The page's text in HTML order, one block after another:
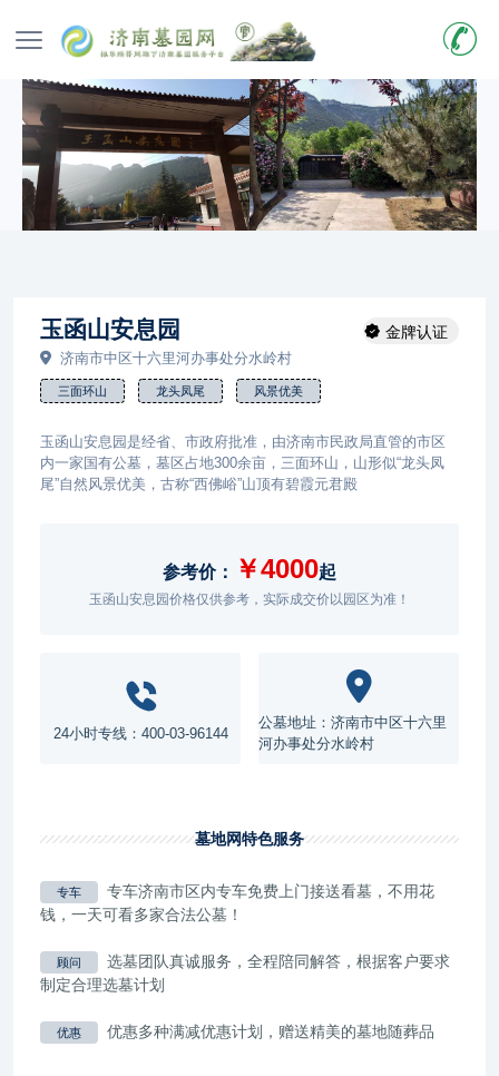
玉函山安息园 金牌认证
济南市中区十六里河办事处分水岭村
三面环山 龙头凤尾 风景优美
玉函山安息园是经省、市政府批准，由济南市民政局直管的市区
内一家国有公墓，墓区占地300余亩，三面环山，山形似“龙头凤
尾”自然风景优美，古称“西佛峪”山顶有碧霞元君殿
参考价： ￥4000起
玉函山安息园价格仅供参考，实际成交价以园区为准！
24小时专线：400-03-96144
公墓地址：济南市中区十六里
河办事处分水岭村
墓地网特色服务
专车
专车济南市区内专车免费上门接送看墓，不用花
钱，一天可看多家合法公墓！
顾问
选墓团队真诚服务，全程陪同解答，根据客户要求
制定合理选墓计划
优惠 优惠多种满减优惠计划，赠送精美的墓地随葬品